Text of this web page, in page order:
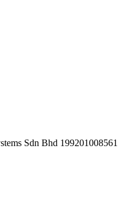
Sdn Bhd 199201008561